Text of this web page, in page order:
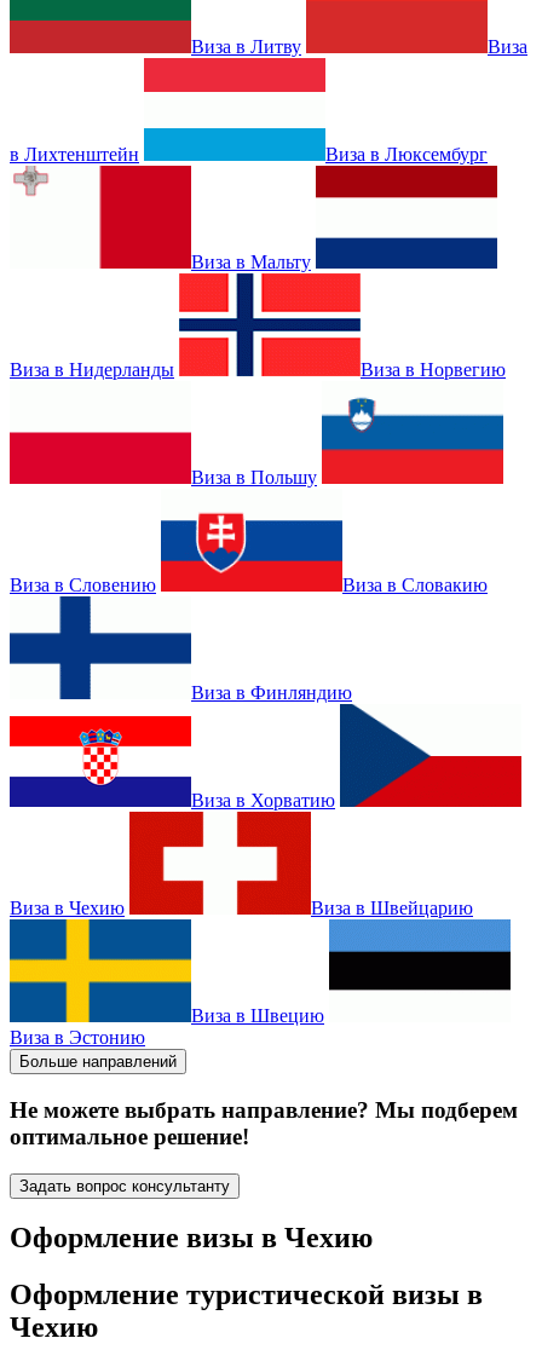
Виза в Литву Виза
в Лихтенштейн Виза в Люксембург
Виза в Мальту
Виза в Нидерланды Виза в Норвегию
Виза в Польшу
Виза в Словению Виза в Словакию
Виза в Финляндию
Виза в Хорватию
Виза в Чехию Виза в Швейцарию
Виза в Швецию
Виза в Эстонию
Больше направлений
Не можете выбрать направление? Мы подберем
оптимальное решение!
Задать вопрос консультанту
Оформление визы в Чехию
Оформление туристической визы в
Чехию